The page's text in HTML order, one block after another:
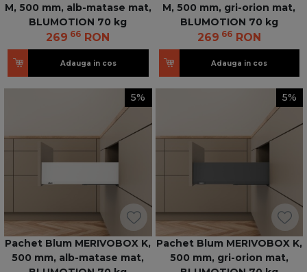
M, 500 mm, alb-matase mat,
BLUMOTION 70 kg
269 66 RON
Adauga in cos
M, 500 mm, gri-orion mat,
BLUMOTION 70 kg
269 66 RON
Adauga in cos
5%
Pachet Blum MERIVOBOX K,
500 mm, alb-matase mat,
5%
Pachet Blum MERIVOBOX K,
500 mm, gri-orion mat,